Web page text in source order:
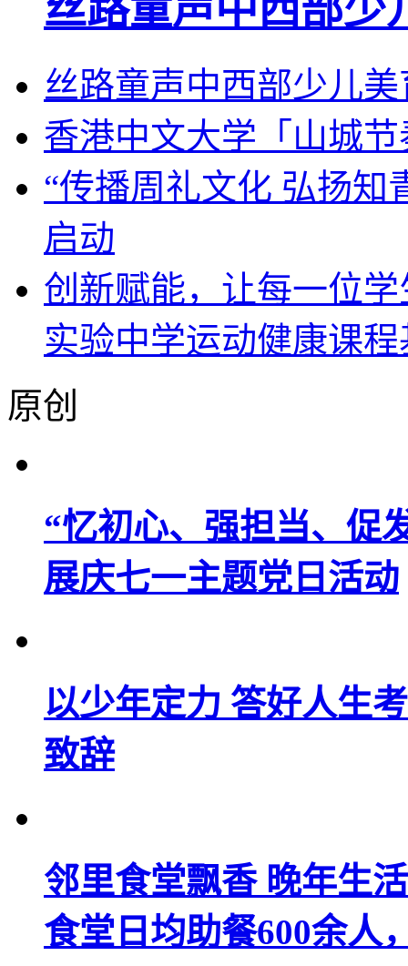
丝路童声中西部少儿
香港中文大学「山城
“传播周礼文化 弘扬知
启动
创新赋能，让每一位
实验中学运动健康课
原创
“忆初心、强担当、
展庆七一主题党日活动
以少年定力 答好人生
致辞
邻里食堂飘香 晚年生
食堂日均助餐600余人